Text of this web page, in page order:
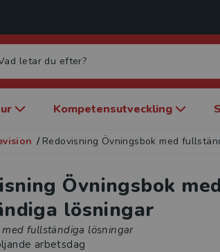
Kompetensutveckling
/ Redovisning Övningsbok med
Övningsbok
lösningar
fullständiga lösningar
arbetsdag